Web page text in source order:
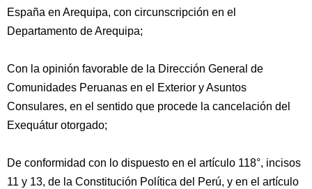
España en Arequipa, con circunscripción en el
Departamento de Arequipa;
Con la opinión favorable de la Dirección General de
Comunidades Peruanas en el Exterior y Asuntos
Consulares, en el sentido que procede la cancelación del
Exequátur otorgado;
De conformidad con lo dispuesto en el artículo 118°, incisos
11 y 13, de la Constitución Política del Perú, y en el artículo